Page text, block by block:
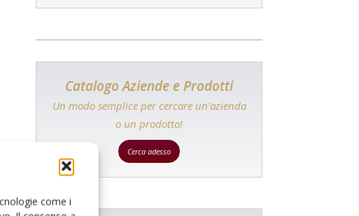
come i
Catalogo Aziende e Prodotti
Un modo semplice per cercare un'azienda
o un prodotto!
Cerca adesso